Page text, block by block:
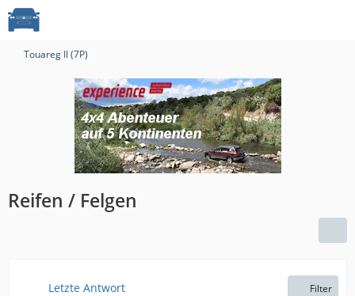
Touareg II (7P)
Reifen / Felgen
Letzte Antwort Filter